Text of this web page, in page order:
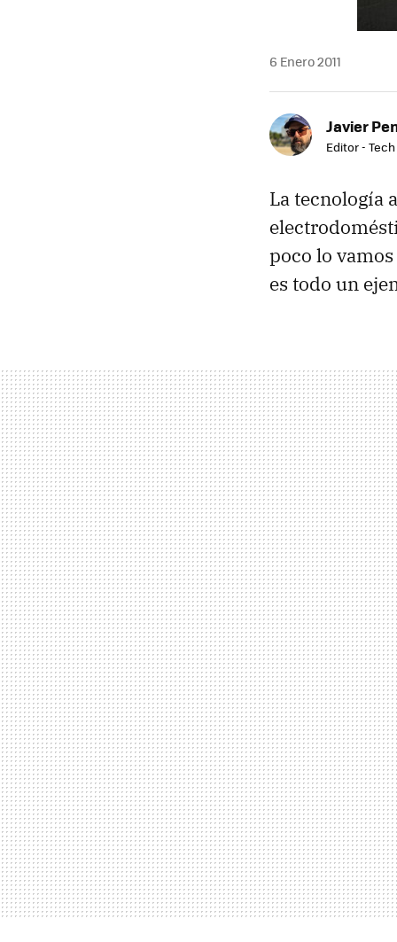
6 Enero 2011
Javier
Editor - Tech
La tecnología
poco lo
es todo un